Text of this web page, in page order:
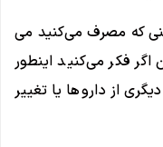
که مصرف می‌کنید می‌
اگر فکر می‌کنید اینطور
از داروها یا تغییر